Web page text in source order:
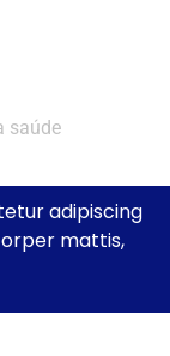
saúde
adipiscing
mattis,